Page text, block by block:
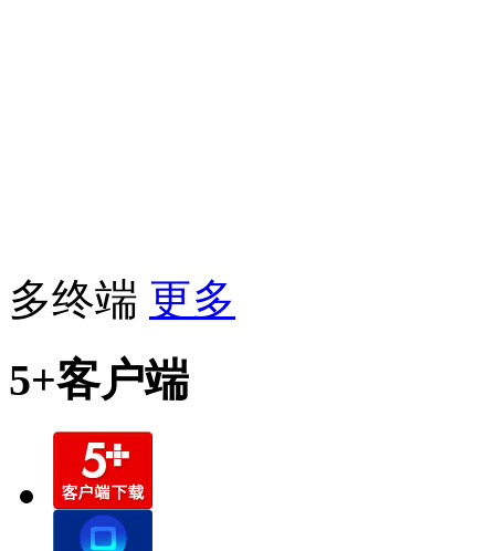
多终端 更多
5+客户端